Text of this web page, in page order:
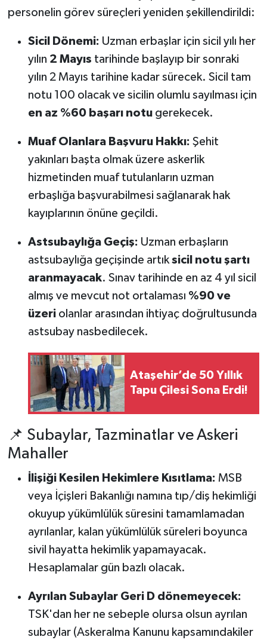
personelin görev süreçleri yeniden şekillendirildi:
Sicil Dönemi: Uzman erbaşlar için sicil yılı her
yılın 2 Mayıs tarihinde başlayıp bir sonraki
yılın 2 Mayıs tarihine kadar sürecek. Sicil tam
notu 100 olacak ve sicilin olumlu sayılması için
en az %60 başarı notugerekecek.
Muaf Olanlara Başvuru Hakkı: Şehit
yakınları başta olmak üzere askerlik
hizmetinden muaf tutulanların uzman
erbaşlığa başvurabilmesi sağlanarak hak
kayıplarının önüne geçildi.
Astsubaylığa Geçiş: Uzman erbaşların
astsubaylığa geçişinde artık sicil notu şartı
aranmayacak. Sınav tarihinde en az 4 yıl sicil
almış ve mevcut not ortalaması %90 ve
üzeriolanlar arasından ihtiyaç doğrultusunda
astsubay nasbedilecek.
Ataşehir’de 50 Yıllık
Tapu Çilesi Sona Erdi!
📌 Subaylar, Tazminatlar ve Askeri
Mahaller
İlişiği Kesilen Hekimlere Kısıtlama: MSB
veya İçişleri Bakanlığı namına tıp/diş hekimliği
okuyup yükümlülük süresini tamamlamadan
ayrılanlar, kalan yükümlülük süreleri boyunca
sivil hayatta hekimlik yapamayacak.
Hesaplamalar gün bazlı olacak.
Ayrılan Subaylar Geri D dönemeyecek:
TSK'dan her ne sebeple olursa olsun ayrılan
subaylar (Askeralma Kanunu kapsamındakiler